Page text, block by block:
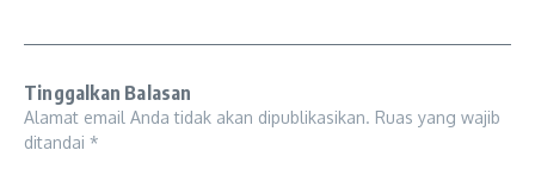
Tinggalkan Balasan
Alamat email Anda tidak akan dipublikasikan. Ruas yang wajib
ditandai *